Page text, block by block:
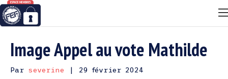
Image Appel au vote Mathilde
Par severine | 29 février 2024